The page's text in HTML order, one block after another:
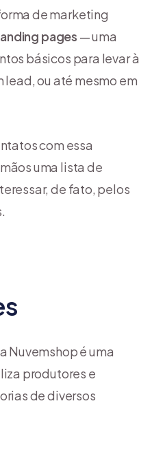
de marketing
pages — uma
básicos para levar à
ou até mesmo em
com essa
uma lista de
de fato, pelos
Nuvemshop é uma
produtores e
de diversos